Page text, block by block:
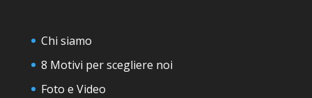
Chi siamo
8 Motivi per scegliere noi
Foto e Video